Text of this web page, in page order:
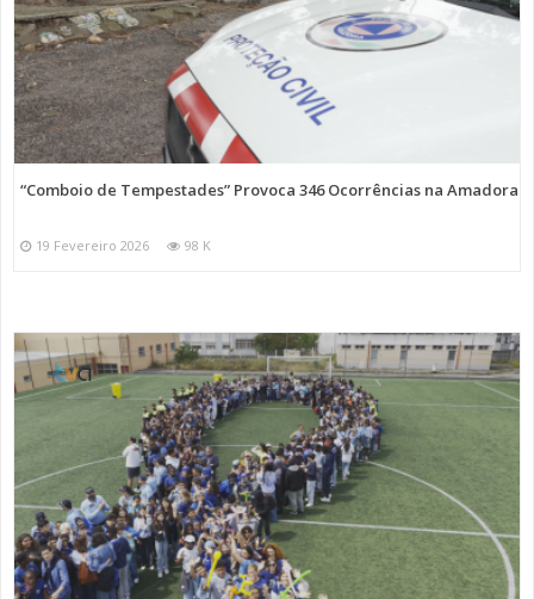
“Comboio de Tempestades” Provoca 346 Ocorrências na Amadora
19 Fevereiro 2026 98 K